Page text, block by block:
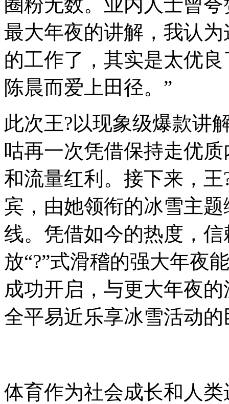
圈粉无数。业内人士曾
最大年夜的讲解，我认
的工作了，其实是太优
陈晨而爱上田径。”
此次王?以现象级爆款讲
咕再一次凭借保持走优
和流量红利。接下来，
宾，由她领衔的冰雪主
线。凭借如今的热度，
放“?”式滑稽的强大年夜
成功开启，与更大年夜
全平易近乐享冰雪活动
体育作为社会成长和人